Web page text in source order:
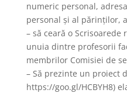
numeric personal,
personal și al părinților,
– să ceară o
unuia dintre profesorii
membrilor Comisiei de
– Să prezinte un proiect
https://goo.gl/HCBYH8)